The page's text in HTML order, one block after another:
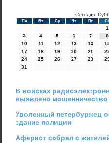
Сегодня:
Пн Вт Ср Чт Пт
1
3
4 5 6 7 8
10
11 12 13 14
17
18 19 20 21 22
24
25 26 27 28
31
В войсках
выявлено мошенничество
Уволенный петербуржец
здание полиции
Аферист собрал с